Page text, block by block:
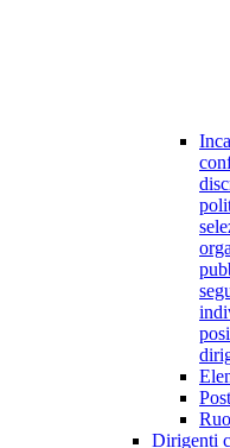
Dirigenti